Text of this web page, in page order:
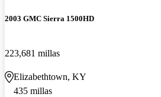
2003 GMC Sierra 1500HD
223,681 millas
Elizabethtown, KY
435 millas